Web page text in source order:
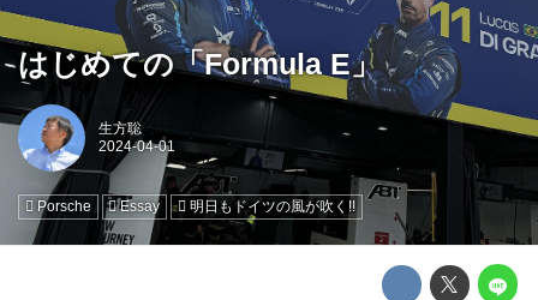
はじめての「Formula E」
生方聡
Porsche Essay 明日もドイツの風が吹く!!